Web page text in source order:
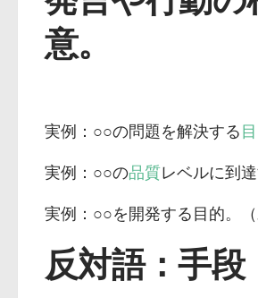
意。
実例：○○の問題を解決する
実例：○○の品質レベルに到
実例：○○を開発する目的。
反対語：手段